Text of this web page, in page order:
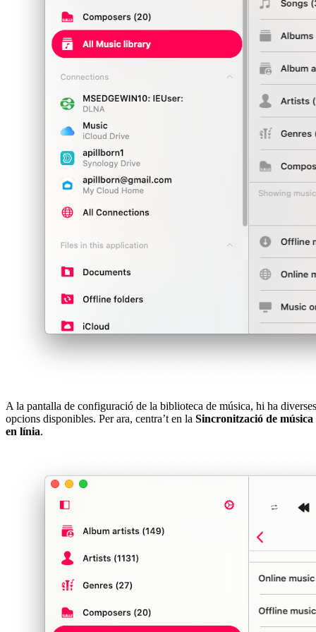
A la pantalla de configuració de la biblioteca de música, hi ha diverses
opcions disponibles. Per ara, centra’t en la Sincronització de música
en línia.